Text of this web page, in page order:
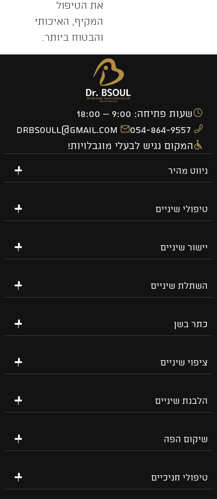
את הטיפול
המקיף, האיכותי
והבטוח ביותר.
שעות פתיחה: 9:00 – 18:00
054-864-9557
drbsoull@gmail.com
המקום נגיש לבעלי מוגבלויות!
ניווט מהיר
טיפולי שיניים
יישור שיניים
השתלת שיניים
כתר בשן
ציפוי שיניים
הלבנת שיניים
שיקום הפה
טיפולי חניכיים